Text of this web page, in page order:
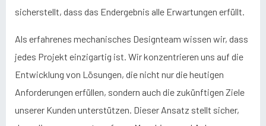
sicherstellt, dass das Endergebnis alle Erwartungen erfüllt.
Als erfahrenes mechanisches Designteam wissen wir, dass
jedes Projekt einzigartig ist. Wir konzentrieren uns auf die
Entwicklung von Lösungen, die nicht nur die heutigen
Anforderungen erfüllen, sondern auch die zukünftigen Ziele
unserer Kunden unterstützen. Dieser Ansatz stellt sicher,